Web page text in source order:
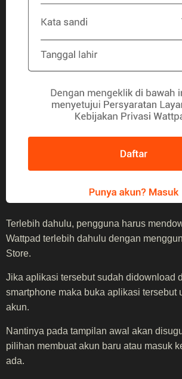
Terlebih dahulu, pengguna harus
Wattpad terlebih dahulu dengan
Store.
Jika aplikasi tersebut sudah didownload
smartphone maka buka aplikasi tersebut
akun.
Nantinya pada tampilan awal akan
pilihan membuat akun baru atau masuk
ada.